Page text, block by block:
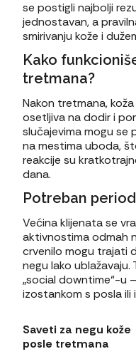
se postigli najbolji
jednostavan, a
smirivanju kože i
Kako
tretmana?
Nakon tretmana,
osetljiva na dodir i
slučajevima mogu se
na mestima uboda,
reakcije su
dana.
Potreban
Većina klijenata se
aktivnostima odmah
crvenilo mogu trajati
negu lako
„social downtime“-u
izostankom s posla ili
Saveti za negu kože
posle tretmana